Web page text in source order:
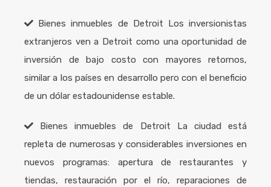
Bienes inmuebles de Detroit Los inversionistas
extranjeros ven a Detroit como una oportunidad de
inversión de bajo costo con mayores retornos,
similar a los países en desarrollo pero con el beneficio
de un dólar estadounidense estable.
Bienes inmuebles de Detroit La ciudad está
repleta de numerosas y considerables inversiones en
nuevos programas: apertura de restaurantes y
tiendas, restauración por el río, reparaciones de